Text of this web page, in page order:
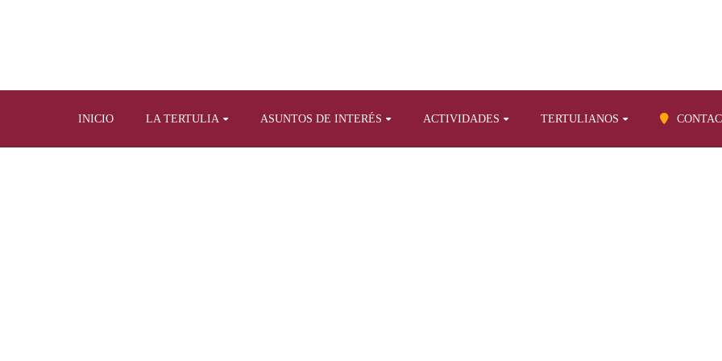
INICIO LA TERTULIA ASUNTOS DE INTERÉS ACTIVIDADES TERTULIANOS